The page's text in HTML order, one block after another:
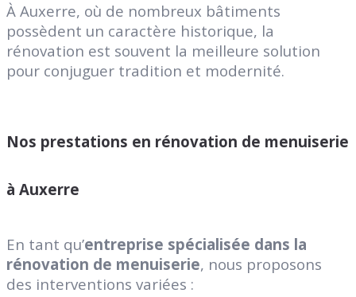
À Auxerre, où de nombreux bâtiments
possèdent un caractère historique, la
rénovation est souvent la meilleure solution
pour conjuguer tradition et modernité.
Nos prestations en rénovation de menuiserie
à Auxerre
En tant qu’entreprise spécialisée dans la
rénovation de menuiserie, nous proposons
des interventions variées :